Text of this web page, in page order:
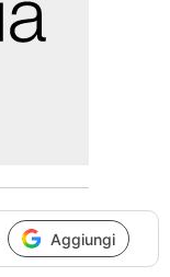
Aggiungi